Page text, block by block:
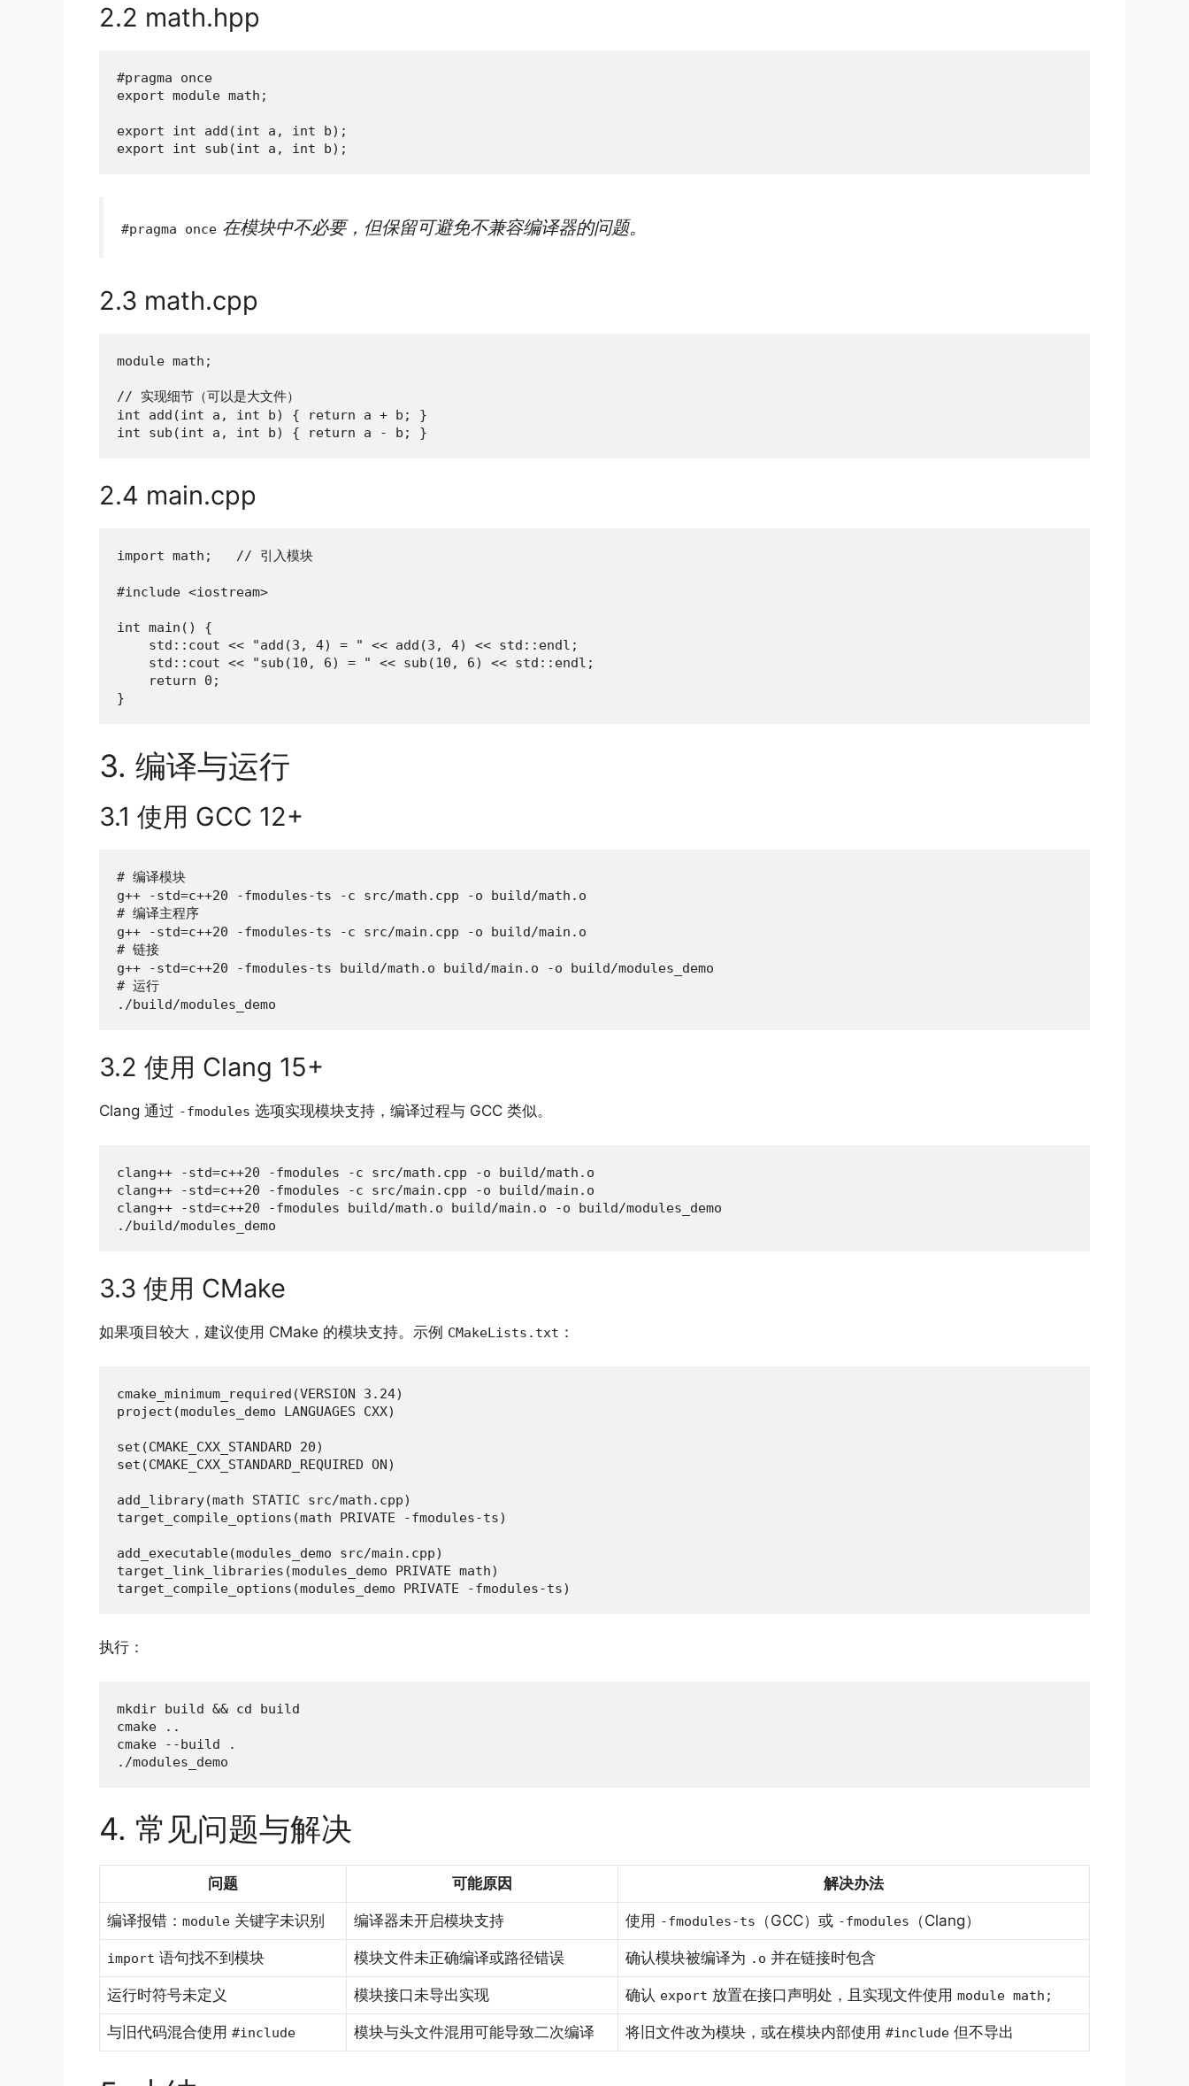
2.2 math.hpp
#pragma once
export module math;
export int add(int a, int b);
export int sub(int a, int b);
#pragma once 在模块中不必要，但保留可避免不兼容编译器的问题。
2.3 math.cpp
module math;
// 实现细节（可以是大文件）
int add(int a, int b) { return a + b; }
int sub(int a, int b) { return a - b; }
2.4 main.cpp
import math;   // 引入模块
#include <iostream>
int main() {
    std::cout << "add(3, 4) = " << add(3, 4) << std::endl;
    std::cout << "sub(10, 6) = " << sub(10, 6) << std::endl;
    return 0;
}
3. 编译与运行
3.1 使用 GCC 12+
# 编译模块
g++ -std=c++20 -fmodules-ts -c src/math.cpp -o build/math.o
# 编译主程序
g++ -std=c++20 -fmodules-ts -c src/main.cpp -o build/main.o
# 链接
g++ -std=c++20 -fmodules-ts build/math.o build/main.o -o build/modules_demo
# 运行
./build/modules_demo
3.2 使用 Clang 15+
Clang 通过 -fmodules 选项实现模块支持，编译过程与 GCC 类似。
clang++ -std=c++20 -fmodules -c src/math.cpp -o build/math.o
clang++ -std=c++20 -fmodules -c src/main.cpp -o build/main.o
clang++ -std=c++20 -fmodules build/math.o build/main.o -o build/modules_demo
./build/modules_demo
3.3 使用 CMake
如果项目较大，建议使用 CMake 的模块支持。示例 CMakeLists.txt ：
cmake_minimum_required(VERSION 3.24)
project(modules_demo LANGUAGES CXX)
set(CMAKE_CXX_STANDARD 20)
set(CMAKE_CXX_STANDARD_REQUIRED ON)
add_library(math STATIC src/math.cpp)
target_compile_options(math PRIVATE -fmodules-ts)
add_executable(modules_demo src/main.cpp)
target_link_libraries(modules_demo PRIVATE math)
target_compile_options(modules_demo PRIVATE -fmodules-ts)
执行：
mkdir build && cd build
cmake ..
cmake --build .
./modules_demo
4. 常见问题与解决
问题 可能原因 解决办法
编译报错： module 关键字未识别 编译器未开启模块支持 使用 -fmodules-ts （GCC）或 -fmodules （Clang）
import 语句找不到模块 模块文件未正确编译或路径错误 确认模块被编译为 .o 并在链接时包含
运行时符号未定义 模块接口未导出实现 确认 export 放置在接口声明处，且实现文件使用 module math;
与旧代码混合使用 #include 模块与头文件混用可能导致二次编译 将旧文件改为模块，或在模块内部使用 #include 但不导出